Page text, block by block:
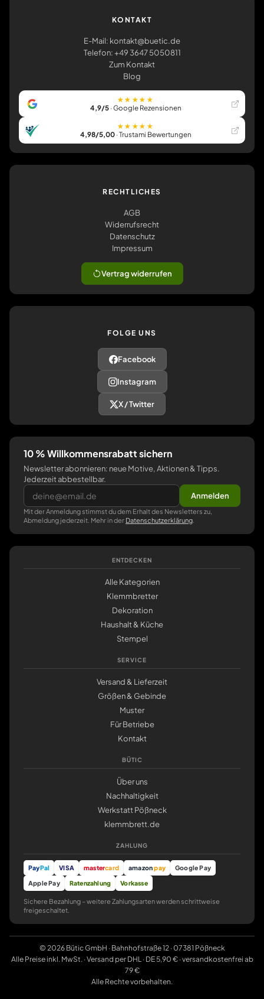
KONTAKT
E-Mail: kontakt@buetic.de
Telefon: +49 3647 5050811
Zum Kontakt
Blog
★★★★★
4,9/5· Google Rezensionen
★★★★★
4,98/5,00· Trustami Bewertungen
RECHTLICHES
AGB
Widerrufsrecht
Datenschutz
Impressum
Vertrag widerrufen
FOLGE UNS
Facebook
Instagram
X / Twitter
10 % Willkommensrabatt sichern
Newsletter abonnieren: neue Motive, Aktionen & Tipps.
Jederzeit abbestellbar.
Anmelden
Mit der Anmeldung stimmst du dem Erhalt des Newsletters zu,
Abmeldung jederzeit. Mehr in der Datenschutzerklärung
ENTDECKEN
Alle Kategorien
Klemmbretter
Dekoration
Haushalt & Küche
Stempel
SERVICE
Versand & Lieferzeit
Größen & Gebinde
Muster
Für Betriebe
Kontakt
BÜTIC
Über uns
Nachhaltigkeit
Werkstatt Pößneck
klemmbrett.de
ZAHLUNG
PayPal VISA mastercard amazonpay
Google Pay
Apple Pay
Ratenzahlung Vorkasse
Sichere Bezahlung – weitere Zahlungsarten werden schrittweise
freigeschaltet.
© 2026 Bütic GmbH · Bahnhofstraße 12 · 07381 Pößneck
Alle Preise inkl. MwSt. · Versand per DHL · DE 5,90 € · versandkostenfrei ab
79 €
Alle Rechte vorbehalten.